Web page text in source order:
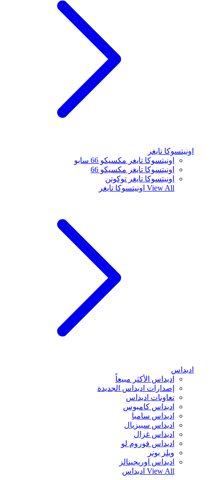
اونيتسوكا تايغر
اونيتسوكا تايغر مكسيكو 66 سابو
اونيتسوكا تايغر مكسيكو 66
اونيتسوكا تايغر توكوتن
View All اونيتسوكا تايغر
اديداس
اديداس الأكثر مبيعاً
إصدارات اديداس الجديدة
تعاونات اديداس
اديداس كامبوس
اديداس سامبا
اديداس سبيزيال
اديداس غزال
اديداس فوروم لو
ويلز بونر
اديداس اوريجينالز
View All اديداس